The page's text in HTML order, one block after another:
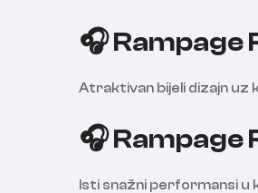
🎧 Rampage
Atraktivan bijeli dizajn uz
🎧 Rampage
Isti snažni performansi u